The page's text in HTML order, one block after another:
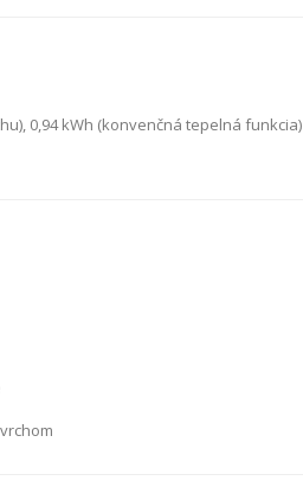
0,94 kWh (konvenčná tepelná funkcia)